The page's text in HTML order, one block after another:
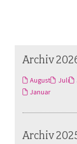
Archiv
August Juli
Januar
Archiv